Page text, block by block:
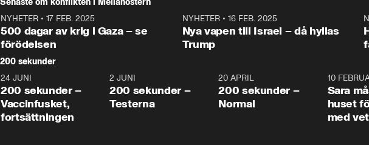
NYHETER • 17 FEB. 2025
500 dagar av krig i Gaza – se
förödelsen
NYHETER• 16 FEB. 2025
Nya vapen till Israel – då hyllas
Trump
200 sekunder
5:00
24 JUNI
200 sekunder –
Vaccinfusket,
fortsättningen
4:23
2 JUNI
200 sekunder –
Testerna
20 APRIL
200 sekunder –
Normal
10
Sara
huset
med